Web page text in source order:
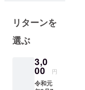
会社を営む
さらにこの
良い街にな
ることを目
指して、商
リターンを
選ぶ
3,0
00 円
令和元